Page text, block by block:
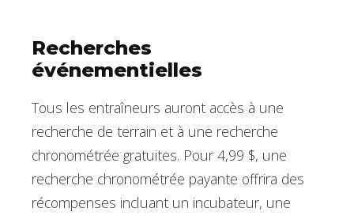
Recherches
événementielles
Tous les entraîneurs auront accès à une
recherche de terrain et à une recherche
chronométrée gratuites. Pour 4,99 $, une
recherche chronométrée payante offrira des
récompenses incluant un incubateur, une